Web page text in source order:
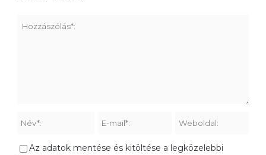
Az adatok mentése és kitöltése a legközelebbi